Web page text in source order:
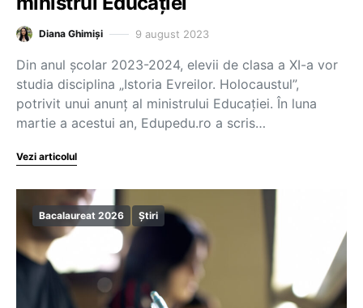
Diana Ghimiși 9 august 2023
Din anul școlar 2023-2024, elevii de clasa a XI-a vor
studia disciplina „Istoria Evreilor. Holocaustul”,
potrivit unui anunț al ministrului Educației. În luna
martie a acestui an, Edupedu.ro a scris…
Vezi articolul
Bacalaureat 2026 Știri